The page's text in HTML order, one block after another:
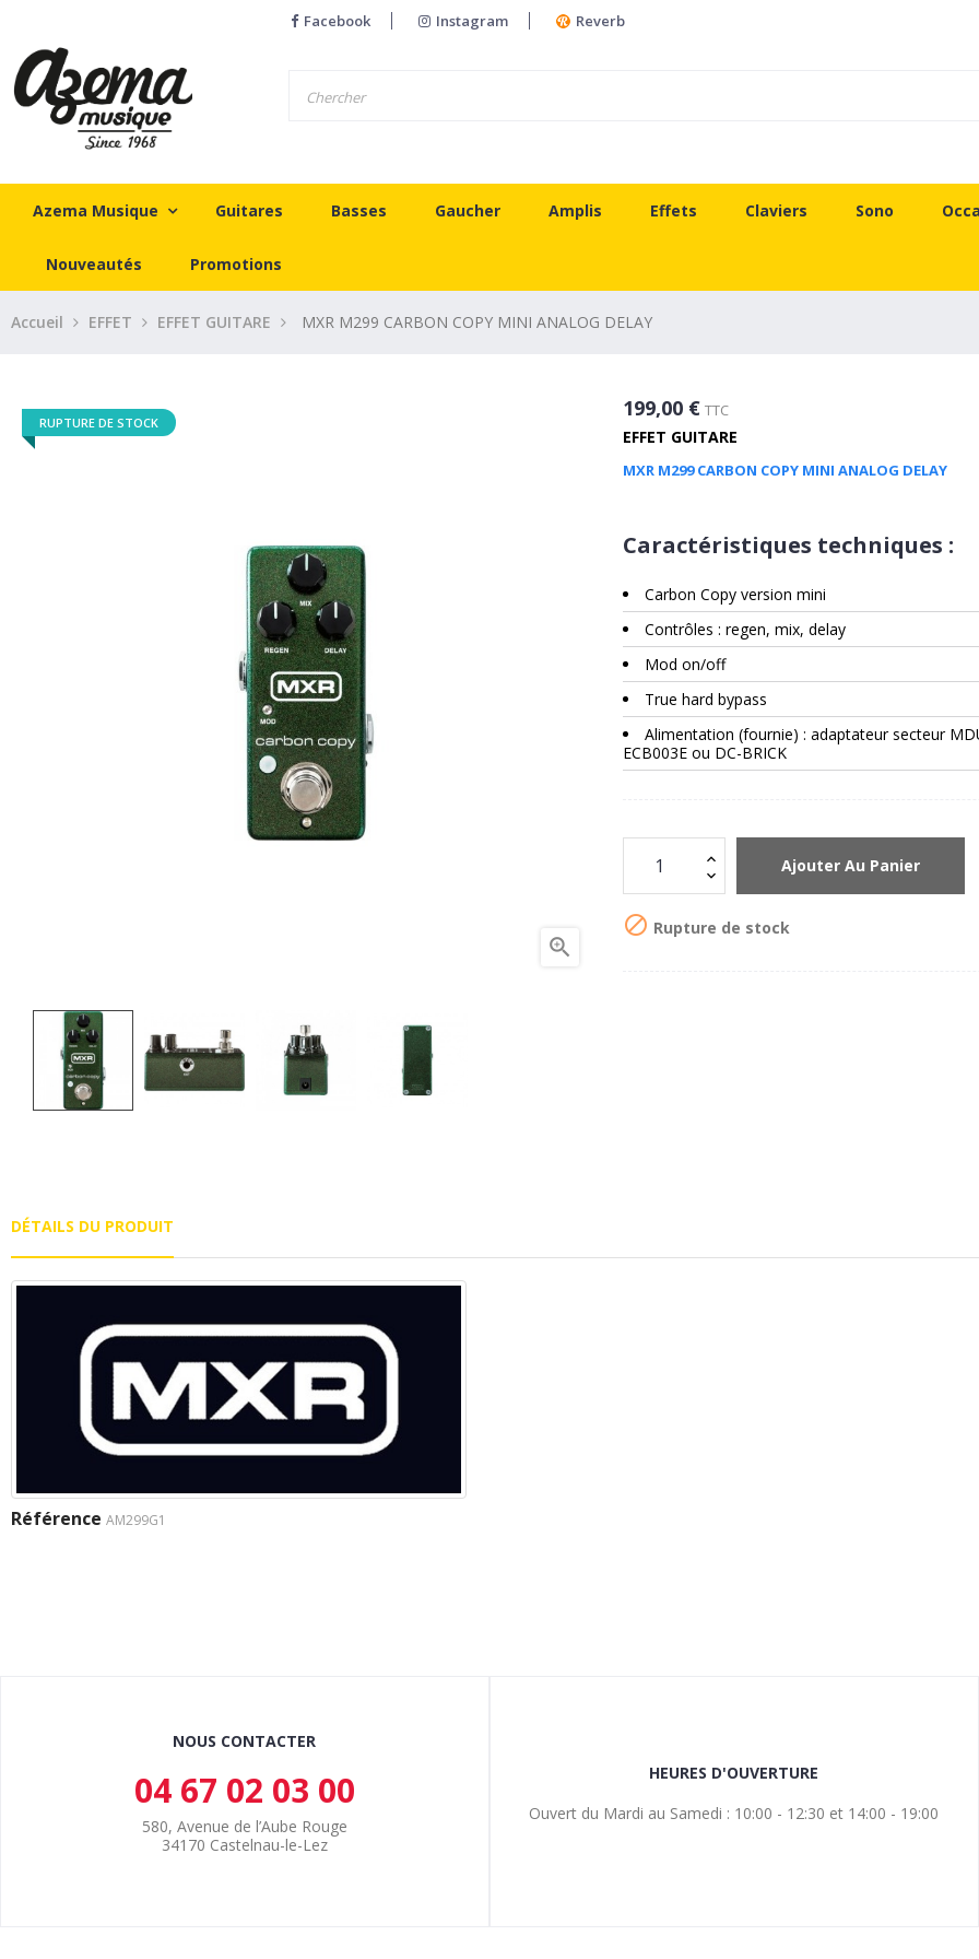
Facebook Instagram Reverb
Azema Musique Guitares Basses Gaucher Amplis Effets Claviers Sono
Nouveautés Promotions
Accueil EFFET EFFET GUITARE MXR M299 CARBON COPY MINI ANALOG DELAY
RUPTURE DE STOCK

199,00 € TTC
EFFET GUITARE
MXR M299 CARBON COPY MINI ANALOG DELAY
Caractéristiques techniques :
Carbon Copy version mini
Contrôles : regen, mix, delay
Mod on/off
True hard bypass
Alimentation (fournie) : adaptateur secteur
ECB003E ou DC-BRICK
Ajouter Au Panier
 Rupture de stock
DÉTAILS DU PRODUIT
Référence AM299G1
NOUS CONTACTER
04 67 02 03 00
580, Avenue de l’Aube Rouge
34170 Castelnau-le-Lez
HEURES D'OUVERTURE
Ouvert du Mardi au Samedi : 10:00 - 12:30 et 14:00 - 19:00